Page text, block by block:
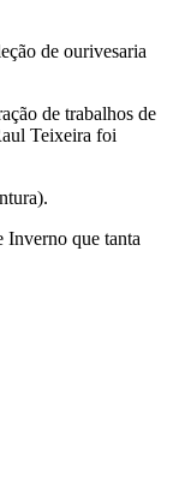
de ourivesaria
de trabalhos de
Teixeira foi
Inverno que tanta